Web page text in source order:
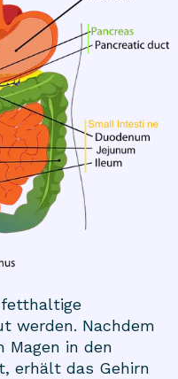
fetthaltige
werden. Nachdem
Magen in den
erhält das Gehirn